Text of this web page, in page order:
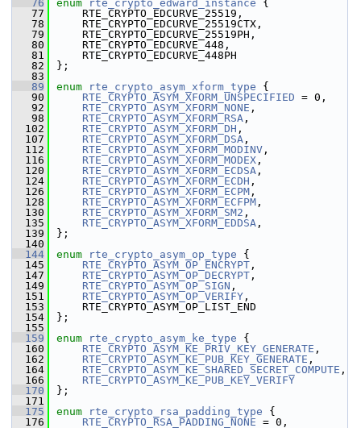
   76
enum rte_crypto_edward_instance {
   77
    RTE_CRYPTO_EDCURVE_25519,
   78
    RTE_CRYPTO_EDCURVE_25519CTX,
   79
    RTE_CRYPTO_EDCURVE_25519PH,
   80
    RTE_CRYPTO_EDCURVE_448,
   81
    RTE_CRYPTO_EDCURVE_448PH
   82
};
   83
   89
enum rte_crypto_asym_xform_type {
   90
RTE_CRYPTO_ASYM_XFORM_UNSPECIFIED = 0,
   92
RTE_CRYPTO_ASYM_XFORM_NONE ,
   98
RTE_CRYPTO_ASYM_XFORM_RSA ,
  102
RTE_CRYPTO_ASYM_XFORM_DH ,
  107
RTE_CRYPTO_ASYM_XFORM_DSA ,
  112
RTE_CRYPTO_ASYM_XFORM_MODINV ,
  116
RTE_CRYPTO_ASYM_XFORM_MODEX ,
  120
RTE_CRYPTO_ASYM_XFORM_ECDSA ,
  124
RTE_CRYPTO_ASYM_XFORM_ECDH ,
  126
RTE_CRYPTO_ASYM_XFORM_ECPM ,
  128
RTE_CRYPTO_ASYM_XFORM_ECFPM ,
  130
RTE_CRYPTO_ASYM_XFORM_SM2 ,
  135
RTE_CRYPTO_ASYM_XFORM_EDDSA ,
  139
};
  140
  144
enum rte_crypto_asym_op_type {
  145
RTE_CRYPTO_ASYM_OP_ENCRYPT ,
  147
RTE_CRYPTO_ASYM_OP_DECRYPT ,
  149
RTE_CRYPTO_ASYM_OP_SIGN ,
  151
RTE_CRYPTO_ASYM_OP_VERIFY ,
  153
    RTE_CRYPTO_ASYM_OP_LIST_END
  154
};
  155
  159
enum rte_crypto_asym_ke_type {
  160
RTE_CRYPTO_ASYM_KE_PRIV_KEY_GENERATE ,
  162
RTE_CRYPTO_ASYM_KE_PUB_KEY_GENERATE ,
  164
RTE_CRYPTO_ASYM_KE_SHARED_SECRET_COMPUTE ,
  166
RTE_CRYPTO_ASYM_KE_PUB_KEY_VERIFY
  170
};
  171
  175
enum rte_crypto_rsa_padding_type {
  176
RTE_CRYPTO_RSA_PADDING_NONE = 0,